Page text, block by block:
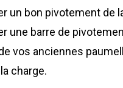
un bon pivotement de
une barre de
vos anciennes
charge.